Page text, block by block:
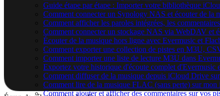
Guide étape par étape : Importer votre bibliothèque
Comment connecter un Synology NAS et écouter de la
Comment afficher les paroles intégrées, les
Comment connecter un stockage NAS via WebDAV et
Écouter de la musique hors ligne avec Evermusic et
Comment exporter une collection de pistes en M3U,
Comment importer une liste de lecture M3U dans
Exportez votre historique d'écoute complet d'Evermusic
Comment diffuser de la musique depuis iCloud Drive
Comment lire de la musique FLAC (sans perte) sur mon
Comment ajouter et afficher des commentaires sur vos